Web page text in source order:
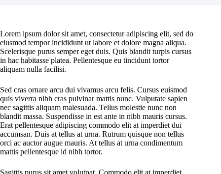
Lorem ipsum dolor sit amet, consectetur adipiscing elit, sed do
eiusmod tempor incididunt ut labore et dolore magna aliqua.
Scelerisque purus semper eget duis. Quis blandit turpis cursus
in hac habitasse platea. Pellentesque eu tincidunt tortor
aliquam nulla facilisi.
Sed cras ornare arcu dui vivamus arcu felis. Cursus euismod
quis viverra nibh cras pulvinar mattis nunc. Vulputate sapien
nec sagittis aliquam malesuada. Tellus molestie nunc non
blandit massa. Suspendisse in est ante in nibh mauris cursus.
Erat pellentesque adipiscing commodo elit at imperdiet dui
accumsan. Duis at tellus at urna. Rutrum quisque non tellus
orci ac auctor augue mauris. At tellus at urna condimentum
mattis pellentesque id nibh tortor.
Sagittis purus sit amet volutpat. Commodo elit at imperdiet